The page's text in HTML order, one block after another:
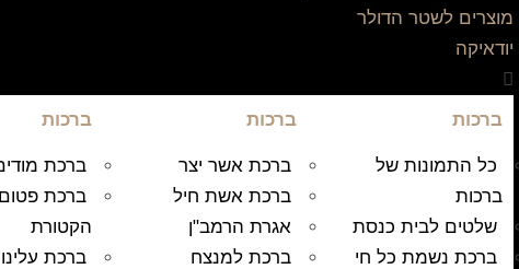
מוצרים לשטר הדולר
יודאיקה
ברכות
כל התמונות של
ברכות
שלטים לבית כנסת
ברכת נשמת כל חי
ברכות
ברכת אשר יצר
ברכת אשת חיל
אגרת הרמב"ן
ברכת למנצח
ברכות
ברכת
ברכת פטום
הקטורת
ברכת